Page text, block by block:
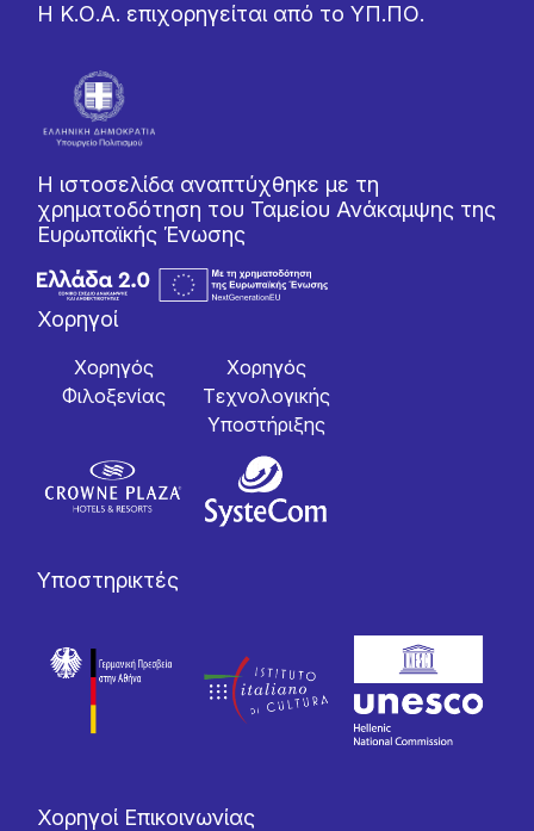
Η Κ.Ο.Α. επιχορηγείται από το ΥΠ.ΠΟ.
Η ιστοσελίδα αναπτύχθηκε με τη
χρηματοδότηση του Ταμείου Ανάκαμψης της
Ευρωπαϊκής Ένωσης
Χορηγοί
Χορηγός
Φιλοξενίας
Χορηγός
Tεχνολογικής
Yποστήριξης
Υποστηρικτές
Χορηγοί Επικοινωνίας